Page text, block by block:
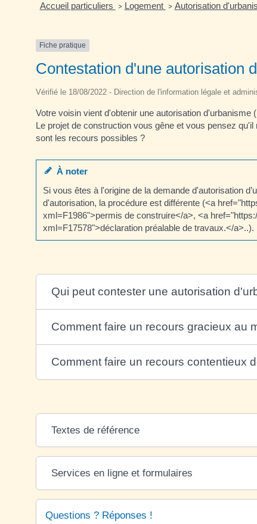
Accueil particuliers > Logement > Autorisation
Fiche pratique
Contestation d'une autorisation
Vérifié le 18/08/2022 - Direction de l'information légale et
Votre voisin vient d'obtenir une autorisation
Le projet de construction vous gêne et vous pensez
sont les recours possibles ?
À noter
Si vous êtes à l'origine de la demande d'autorisation
d'autorisation, la procédure est différente (<a
xml=F1986">permis de construire</a>, <a
xml=F17578">déclaration préalable de travaux.</a>..).
Qui peut contester une autorisation
Comment faire un recours gracieux au
Comment faire un recours contentieux
Textes de référence
Services en ligne et formulaires
Questions ? Réponses !